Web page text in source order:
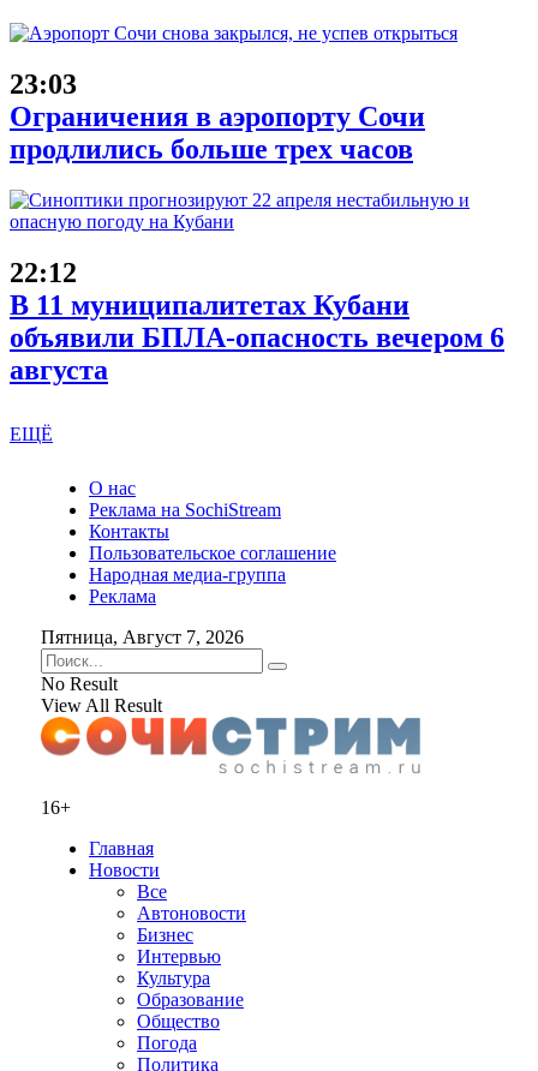
23:03
Ограничения в аэропорту Сочи
продлились больше трех часов
22:12
В 11 муниципалитетах Кубани
объявили БПЛА-опасность вечером 6
августа
ЕЩЁ
О нас
Реклама на SochiStream
Контакты
Пользовательское соглашение
Народная медиа-группа
Реклама
Пятница, Август 7, 2026
No Result
View All Result
16+
Главная
Новости
Все
Автоновости
Бизнес
Интервью
Культура
Образование
Общество
Погода
Политика